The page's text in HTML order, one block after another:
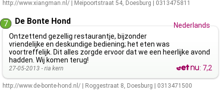
http://www.xiangman.nl/ Meipoortstraat 54, Doesburg 0313475811
7 De Bonte Hond
Nederlands
Ontzettend gezellig restaurantje, bijzonder
vriendelijke en deskundige bediening; het eten was
voortreffelijk. Dit alles zorgde ervoor dat we een heerlijke avond
hadden. Wij komen terug!
27-05-2013 - ria kern : 7,2
http://www.de-bonte-hond.nl/ Roggestraat 8, Doesburg 0313471500